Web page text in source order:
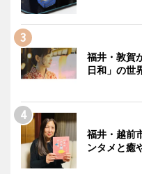
福井・敦賀
日和」の世
福井・越前
ンタメと癒